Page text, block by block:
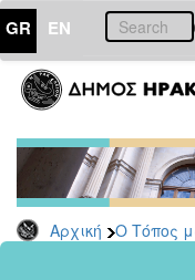
GR EN
Αρχική Ο Τόπος
ΤΟΠΟΣ
ΜΑΣ
Ανακοινώσεις
Αρχείο
2026